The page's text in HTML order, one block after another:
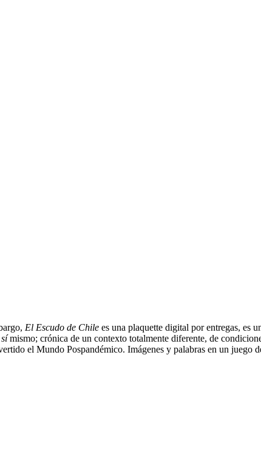
El Escudo de Chile es una plaquette digital por entregas, es
símismo; crónica de un contexto totalmente diferente, de
el Mundo Pospandémico. Imágenes y palabras en un juego